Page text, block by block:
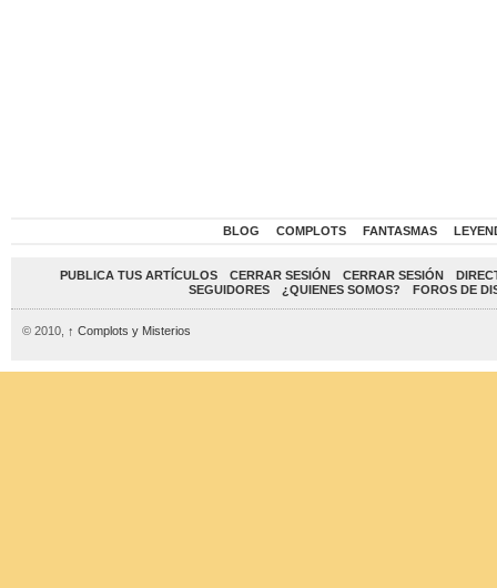
BLOG COMPLOTS FANTASMAS
PUBLICA TUS ARTÍCULOS CERRAR SESIÓN CERRAR SESIÓN
SEGUIDORES
¿QUIENES SOMOS? FOROS DE
© 2010, ↑ Complots y Misterios